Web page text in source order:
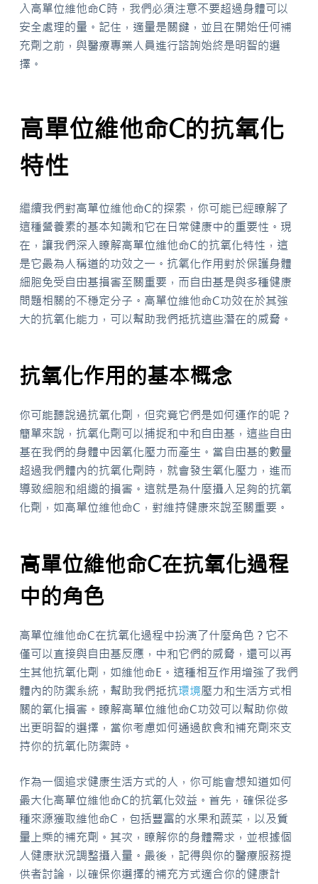
入高單位維他命C時，我們必須注意不要超過身體可以
安全處理的量。記住，適量是關鍵，並且在開始任何補
充劑之前，與醫療專業人員進行諮詢始終是明智的選
擇。
高單位維他命C的抗氧化
特性
繼續我們對高單位維他命C的探索，你可能已經瞭解了
這種營養素的基本知識和它在日常健康中的重要性。現
在，讓我們深入瞭解高單位維他命C的抗氧化特性，這
是它最為人稱道的功效之一。抗氧化作用對於保護身體
細胞免受自由基損害至關重要，而自由基是與多種健康
問題相關的不穩定分子。高單位維他命C功效在於其強
大的抗氧化能力，可以幫助我們抵抗這些潛在的威脅。
抗氧化作用的基本概念
你可能聽說過抗氧化劑，但究竟它們是如何運作的呢？
簡單來說，抗氧化劑可以捕捉和中和自由基，這些自由
基在我們的身體中因氧化壓力而產生。當自由基的數量
超過我們體內的抗氧化劑時，就會發生氧化壓力，進而
導致細胞和組織的損害。這就是為什麼攝入足夠的抗氧
化劑，如高單位維他命C，對維持健康來說至關重要。
高單位維他命C在抗氧化過程
中的角色
高單位維他命C在抗氧化過程中扮演了什麼角色？它不
僅可以直接與自由基反應，中和它們的威脅，還可以再
生其他抗氧化劑，如維他命E。這種相互作用增強了我們
體內的防禦系統，幫助我們抵抗環境壓力和生活方式相
關的氧化損害。瞭解高單位維他命C功效可以幫助你做
出更明智的選擇，當你考慮如何通過飲食和補充劑來支
持你的抗氧化防禦時。
作為一個追求健康生活方式的人，你可能會想知道如何
最大化高單位維他命C的抗氧化效益。首先，確保從多
種來源獲取維他命C，包括豐富的水果和蔬菜，以及質
量上乘的補充劑。其次，瞭解你的身體需求，並根據個
人健康狀況調整攝入量。最後，記得與你的醫療服務提
供者討論，以確保你選擇的補充方式適合你的健康計